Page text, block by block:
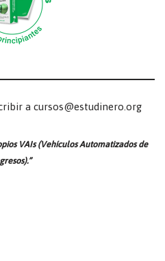
a cursos@estudinero.org
VAIs (Vehículos Automatizados de